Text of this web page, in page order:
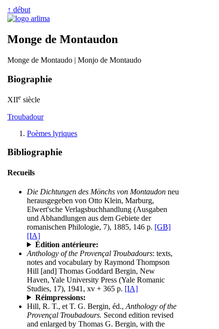
↑ début
Monge de Montaudon
Monge de Montaudo | Monjo de Montaudo
Biographie
XIIe siècle
Troubadour
Poèmes lyriques
Bibliographie
Recueils
Die Dichtungen des Mönchs von Montaudon neu
herausgegeben von Otto Klein, Marburg,
Elwert'sche Verlagsbuchhandlung (Ausgaben
und Abhandlungen aus dem Gebiete der
romanischen Philologie, 7), 1885, 146 p. [GB]
[IA]
Édition antérieure:
Anthology of the Provençal Troubadours: texts,
notes and vocabulary by Raymond Thompson
Hill [and] Thomas Goddard Bergin, New
Haven, Yale University Press (Yale Romanic
Studies, 17), 1941, xv + 365 p. [IA]
Réimpressions:
Hill, R. T., et T. G. Bergin, éd., Anthology of the
Provençal Troubadours. Second edition revised
and enlarged by Thomas G. Bergin, with the